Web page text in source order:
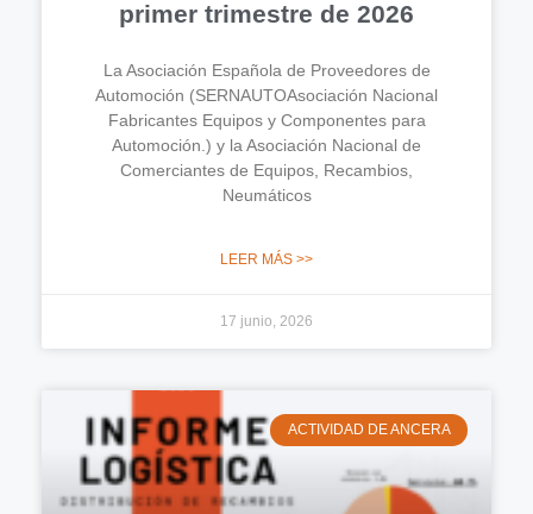
primer trimestre de 2026
La Asociación Española de Proveedores de
Automoción (SERNAUTOAsociación Nacional
Fabricantes Equipos y Componentes para
Automoción.) y la Asociación Nacional de
Comerciantes de Equipos, Recambios,
Neumáticos
LEER MÁS >>
17 junio, 2026
ACTIVIDAD DE ANCERA